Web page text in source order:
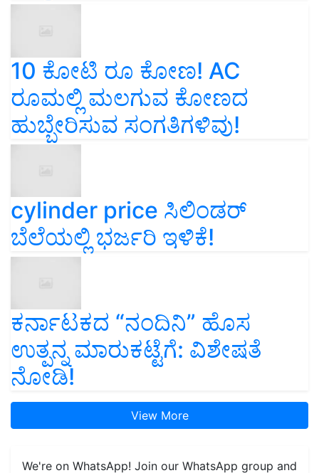
10 ಕೋಟಿ ರೂ ಕೋಣ! AC
ರೂಮಲ್ಲಿ ಮಲಗುವ ಕೋಣದ
ಹುಬ್ಬೇರಿಸುವ ಸಂಗತಿಗಳಿವು!
cylinder price ಸಿಲಿಂಡರ್‌
ಬೆಲೆಯಲ್ಲಿ ಭರ್ಜರಿ ಇಳಿಕೆ!
ಕರ್ನಾಟಕದ “ನಂದಿನಿ” ಹೊಸ
ಉತ್ಪನ್ನ ಮಾರುಕಟ್ಟೆಗೆ: ವಿಶೇಷತೆ
ನೋಡಿ!
View More
We're on WhatsApp! Join our WhatsApp group and